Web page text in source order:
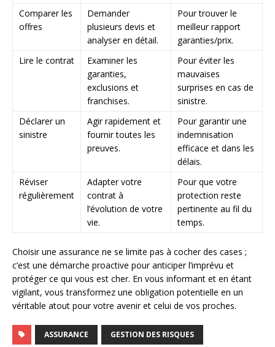
Comparer les
offres
Demander
plusieurs devis et
analyser en détail.
Pour trouver le
meilleur rapport
garanties/prix.
Lire le contrat
Examiner les
garanties,
exclusions et
franchises.
Pour éviter les
mauvaises
surprises en cas de
sinistre.
Déclarer un
sinistre
Agir rapidement et
fournir toutes les
preuves.
Pour garantir une
indemnisation
efficace et dans les
délais.
Réviser
régulièrement
Adapter votre
contrat à
l’évolution de votre
vie.
Pour que votre
protection reste
pertinente au fil du
temps.
Choisir une assurance ne se limite pas à cocher des cases ;
c’est une démarche proactive pour anticiper l’imprévu et
protéger ce qui vous est cher. En vous informant et en étant
vigilant, vous transformez une obligation potentielle en un
véritable atout pour votre avenir et celui de vos proches.
ASSURANCE GESTION DES RISQUES